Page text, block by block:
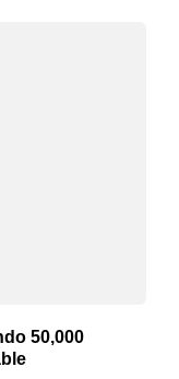
50,000